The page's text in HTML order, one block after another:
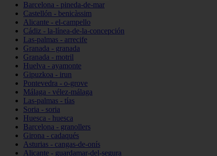
Barcelona - pineda-de-mar
Castellón - benicàssim
Alicante - el-campello
Cádiz - la-línea-de-la-concepción
Las-palmas - arrecife
Granada - granada
Granada - motril
Huelva - ayamonte
Gipuzkoa - irun
Pontevedra - o-grove
Málaga - vélez-málaga
Las-palmas - tías
Soria - soria
Huesca - huesca
Barcelona - granollers
Girona - cadaqués
Asturias - cangas-de-onís
Alicante - guardamar-del-segura